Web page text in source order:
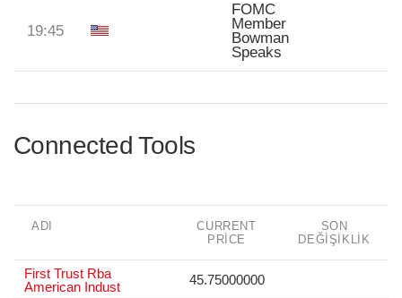
19:45
FOMC
Member
Bowman
Speaks
Connected Tools
ADI
CURRENT
PRICE
SON
DEĞIŞIKLIK
First Trust Rba
American Indust
45.75000000